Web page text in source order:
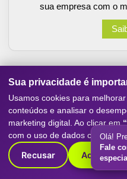
sua empresa com o
Sua privacidade é
Usamos cookies para
conteúdos e analisar o
marketing digital. Ao clicar em
com o uso de dados conforme
Recusar Aceitar
Olá!
Fale